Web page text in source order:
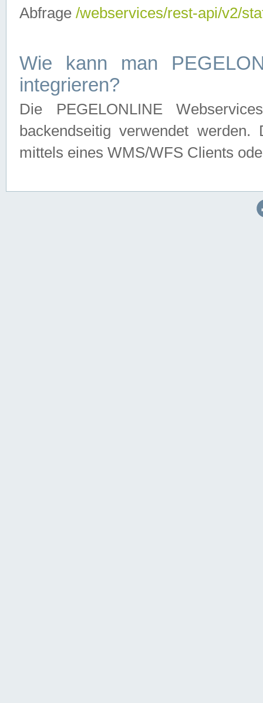
Abfrage /webservices/rest-api/v2/
Wie kann man
integrieren?
Die PEGELONLINE
backendseitig verwendet
mittels eines WMS/WFS Clients